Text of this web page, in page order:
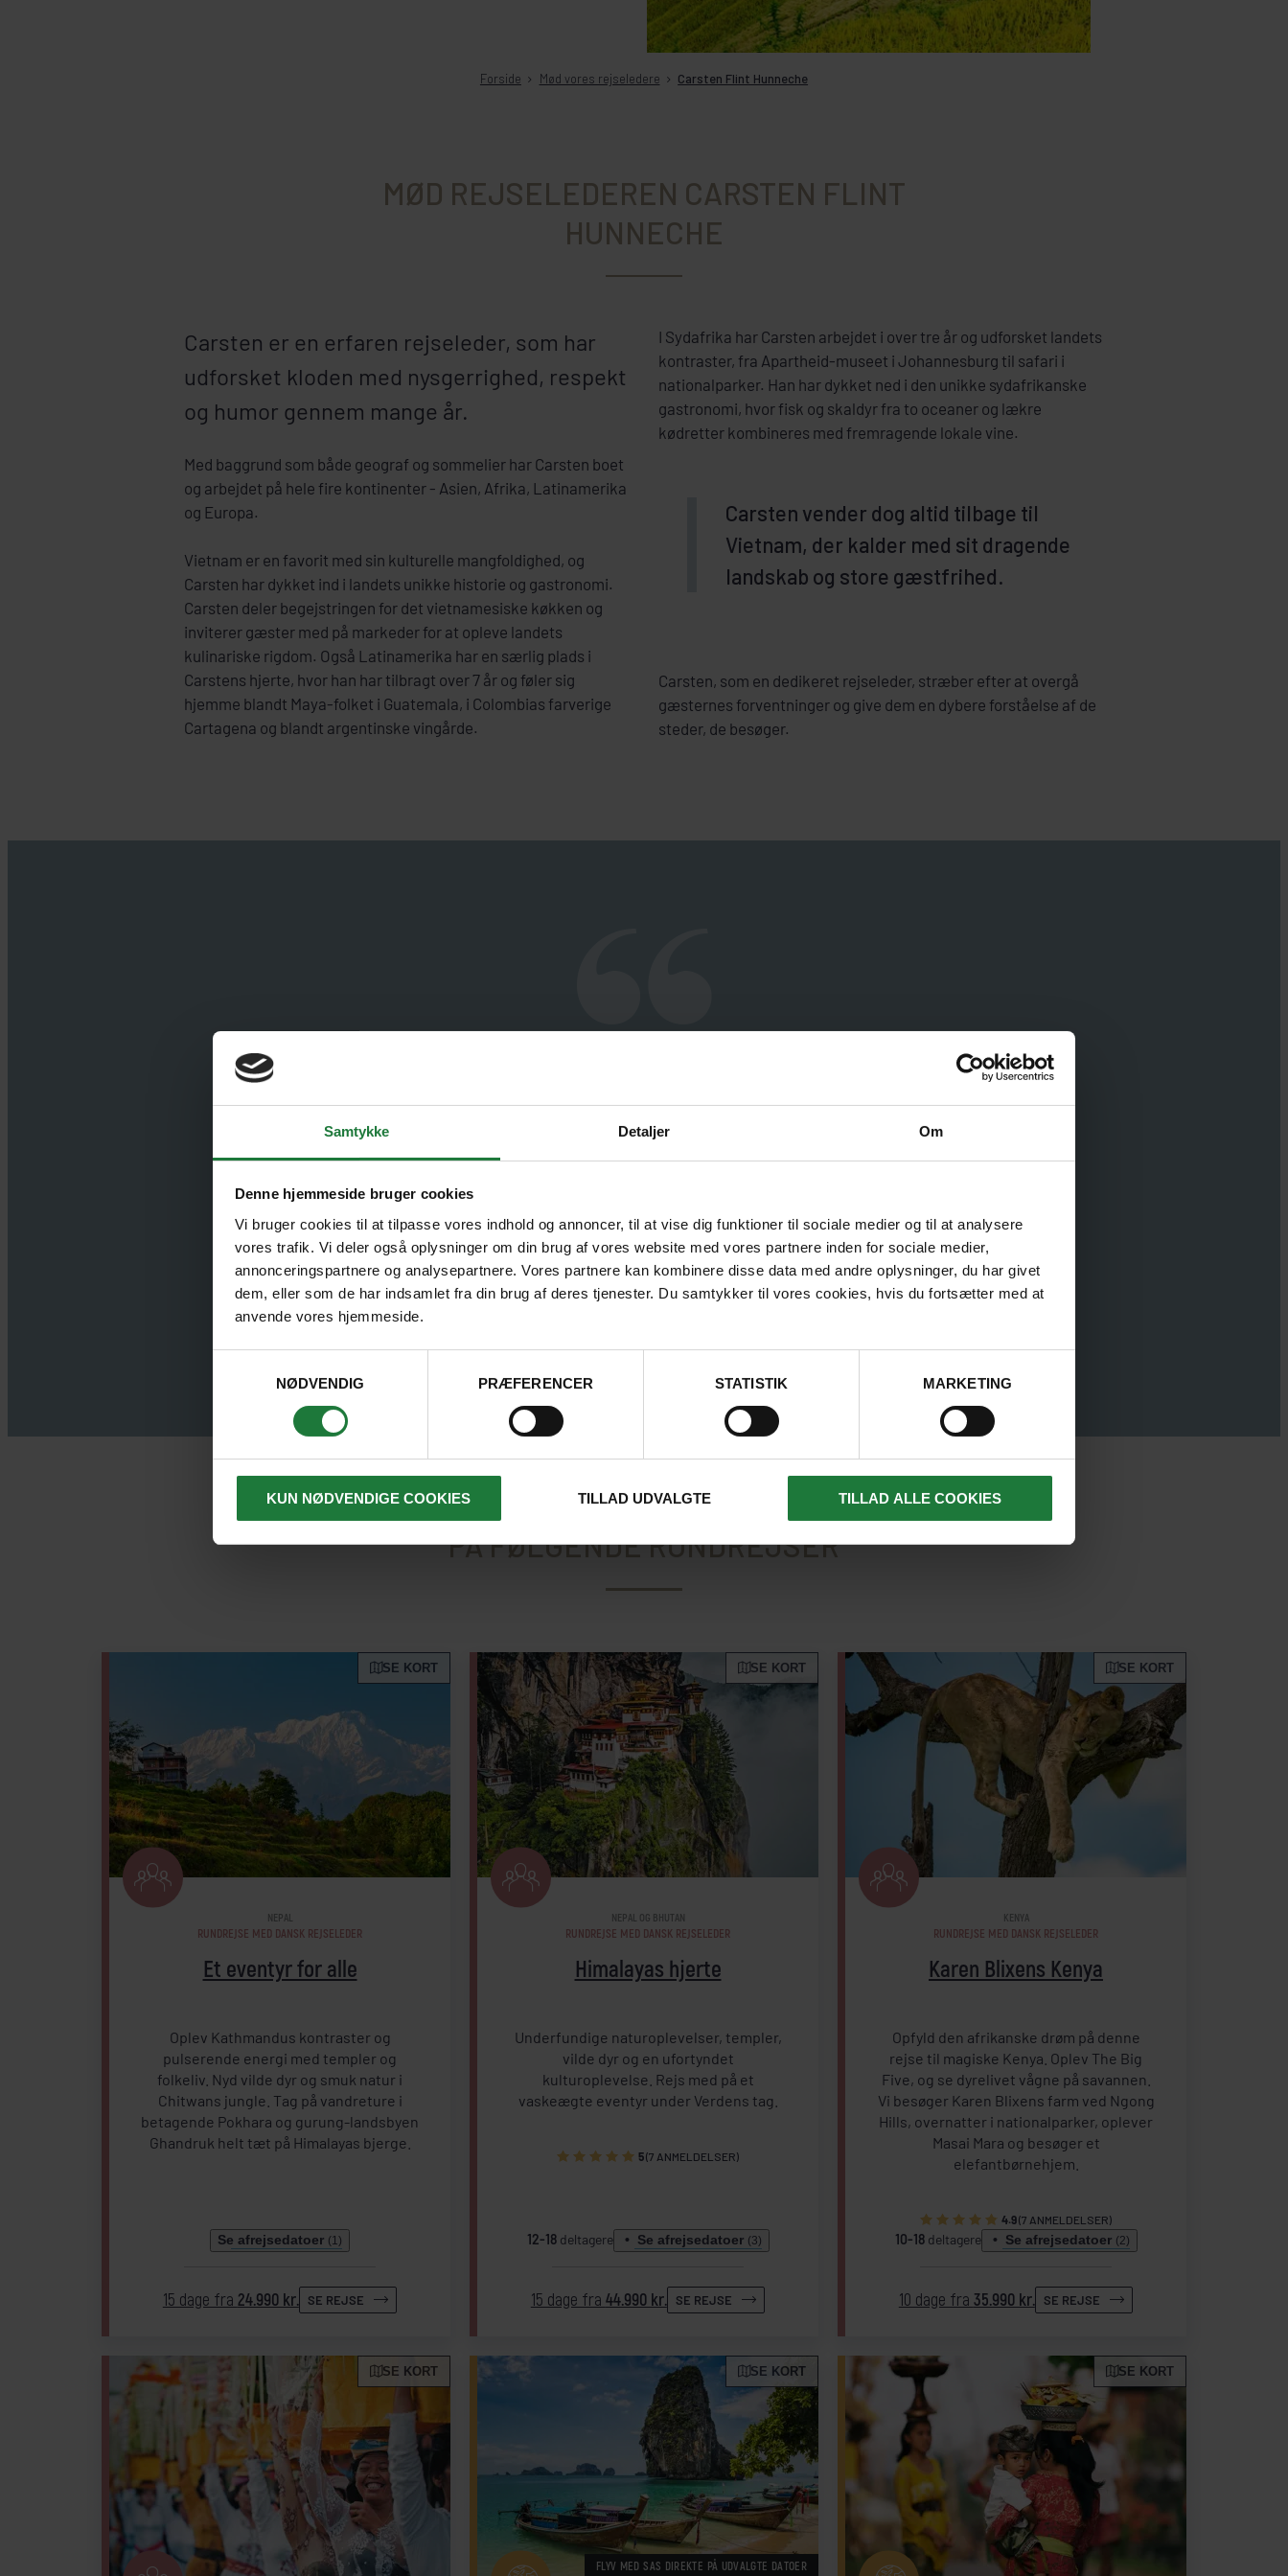
Samtykke Detaljer Om
Denne hjemmeside bruger cookies
Vi bruger cookies til at tilpasse vores indhold og annoncer, til at vise dig funktioner til sociale medier og til at analysere
vores trafik. Vi deler også oplysninger om din brug af vores website med vores partnere inden for sociale medier,
annonceringspartnere og analysepartnere. Vores partnere kan kombinere disse data med andre oplysninger, du har givet
dem, eller som de har indsamlet fra din brug af deres tjenester. Du samtykker til vores cookies, hvis du fortsætter med at
anvende vores hjemmeside.
NØDVENDIG
PRÆFERENCER STATISTIK MARKETING
KUN NØDVENDIGE COOKIES TILLAD UDVALGTE TILLAD ALLE COOKIES
Forside Mød vores rejseledere Carsten Flint Hunneche
MØD REJSELEDEREN CARSTEN FLINT
HUNNECHE
Carsten er en erfaren rejseleder, som har
udforsket kloden med nysgerrighed, respekt
og humor gennem mange år.
Med baggrund som både geograf og sommelier har Carsten boet
og arbejdet på hele fire kontinenter - Asien, Afrika, Latinamerika
og Europa.
Vietnam er en favorit med sin kulturelle mangfoldighed, og
Carsten har dykket ind i landets unikke historie og gastronomi.
Carsten deler begejstringen for det vietnamesiske køkken og
inviterer gæster med på markeder for at opleve landets
kulinariske rigdom. Også Latinamerika har en særlig plads i
Carstens hjerte, hvor han har tilbragt over 7 år og føler sig
hjemme blandt Maya-folket i Guatemala, i Colombias farverige
Cartagena og blandt argentinske vingårde.
I Sydafrika har Carsten arbejdet i over tre år og udforsket landets
kontraster, fra Apartheid-museet i Johannesburg til safari i
nationalparker. Han har dykket ned i den unikke sydafrikanske
gastronomi, hvor fisk og skaldyr fra to oceaner og lækre
kødretter kombineres med fremragende lokale vine.
Carsten vender dog altid tilbage til
Vietnam, der kalder med sit dragende
landskab og store gæstfrihed.
Carsten, som en dedikeret rejseleder, stræber efter at overgå
gæsternes forventninger og give dem en dybere forståelse af de
steder, de besøger.
Det er første gang har været på en grupperejse. Virkelig en dejlig
interessant rejse, hvor vi oplevede utrolig mange ting. Også en del
lokale steder. Carsten var en fantastisk og meget behagelig
rejseleder der var på for os 24-07. Han var utrolig engageret og
vidste en masse om landet og det vi var ude at se. Dejligt med en
moden rejseleder.
SØREN RASMUSSEN
CARSTEN FLINT HUNNECHE ER REJSELEDER
PÅ FØLGENDE RUNDREJSER
SE KORT
Et eventyr for alle
NEPAL
RUNDREJSE MED DANSK REJSELEDER
Oplev Kathmandus kontraster og
pulserende energi med templer og
folkeliv. Nyd vilde dyr og smuk natur i
Chitwans jungle. Tag på vandreture i
betagende Pokhara og gurung-landsbyen
Ghandruk helt tæt på Himalayas bjerge.
Se afrejsedatoer (1)
15 dage fra 24.990 kr. SE REJSE
SE KORT
Himalayas hjerte
NEPAL OG BHUTAN
RUNDREJSE MED DANSK REJSELEDER
Underfundige naturoplevelser, templer,
vilde dyr og en ufortyndet
kulturoplevelse. Rejs med på et
vaskeægte eventyr under Verdens tag.
5(7 ANMELDELSER)
12-18deltagere Se afrejsedatoer (3)
15 dage fra 44.990 kr. SE REJSE
SE KORT
Karen Blixens Kenya
KENYA
RUNDREJSE MED DANSK REJSELEDER
Opfyld den afrikanske drøm på denne
rejse til magiske Kenya. Oplev The Big
Five, og se dyrelivet vågne på savannen.
Vi besøger Karen Blixens farm ved Ngong
Hills, overnatter i nationalparker, oplever
Masai Mara og besøger et
elefantbørnehjem.
4.9(7 ANMELDELSER)
10-18deltagere Se afrejsedatoer (2)
10 dage fra 35.990 kr. SE REJSE
SE KORT SE KORT
FLYV MED SAS DIREKTE PÅ UDVALGTE DATOER
SE KORT